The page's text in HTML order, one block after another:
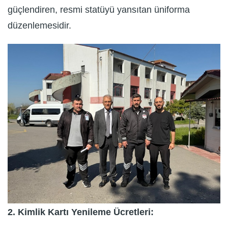
güçlendiren, resmi statüyü yansıtan üniforma
düzenlemesidir.
2. Kimlik Kartı Yenileme Ücretleri: